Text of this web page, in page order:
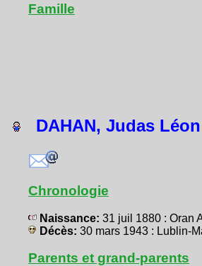
Famille
DAHAN, Judas Léon
Chronologie
Naissance: 31 juil 1880 : Oran
Décès: 30 mars 1943 : Lublin-
Parents et grand-parents